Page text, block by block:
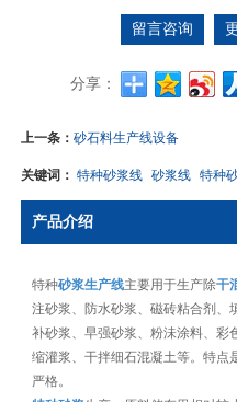
留言咨询
分享：
上一条：砂石料生产线设备
关键词：特种砂浆线 砂浆线 特种
产品介绍
特种砂浆生产线主要用于生产除干
注砂浆、防水砂浆、磁砖粘合剂、
补砂浆、早强砂浆、粉沬涂料、彩
缩灌浆、干拌细石混凝土等。特点
严格。